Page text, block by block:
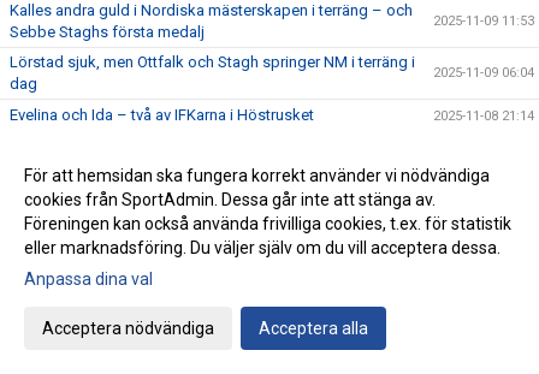
Kalles andra guld i Nordiska mästerskapen i terräng – och
Sebbe Staghs första medalj
2025-11-09 11:53
Lörstad sjuk, men Ottfalk och Stagh springer NM i terräng i
dag
2025-11-09 06:04
Evelina och Ida – två av IFKarna i Höstrusket 2025-11-08 21:14
terränglöpning
Peter Woll fick Lasse Dahlstedts funktionärspris 2025-11-07 07:02
Save the date – IFK-galan byter datum till 23 januari 2025-11-06 07:21
17:25 av Alex von Heideken på 5000m
Årets fjärde Bulle är ute nu
För att hemsidan ska fungera korrekt använder vi nödvändiga
cookies från SportAdmin. Dessa går inte att stänga av.
Föreningen kan också använda frivilliga cookies, t.ex. för statistik
eller marknadsföring. Du väljer själv om du vill acceptera dessa.
Anpassa dina val
Acceptera nödvändiga Acceptera alla